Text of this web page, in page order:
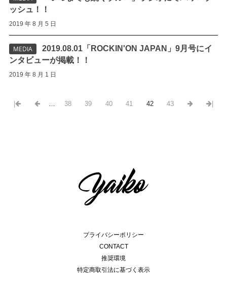
ッシュ！！
2019 年 8 月 5 日
MEDIA
2019.08.01「ROCKIN'ON JAPAN」9月号にイ
ンタビューが掲載！！
2019 年 8 月 1 日
… 38 39 40 41 42 43
プライバシーポリシー
CONTACT
推奨環境
特定商取引法に基づく表示